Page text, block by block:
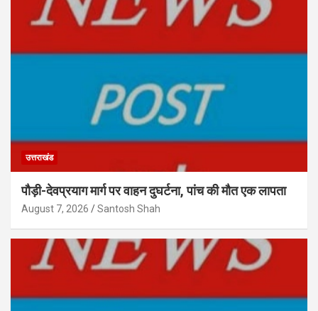
उत्तराखंड
पौड़ी-देवप्रयाग मार्ग पर वाहन दुघर्टना, पांच की मौत एक लापता
August 7, 2026 Santosh Shah